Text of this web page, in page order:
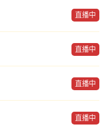
直播中
直播中
直播中
直播中